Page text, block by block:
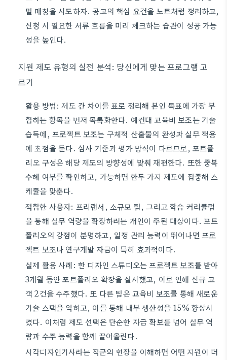
밀 매칭을 시도하자. 공고의 핵심 요건을 노트처럼 정리하고,
신청 시 필요한 서류 흐름을 미리 체크하는 습관이 성공 가능
성을 높인다.
지원 제도 유형의 실전 분석: 당신에게 맞는 프로그램 고
르기
활용 방법: 제도 간 차이를 표로 정리해 본인 목표에 가장 부
합하는 항목을 먼저 목록화한다. 예컨대 교육비 보조는 기술
습득에, 프로젝트 보조는 구체적 산출물의 완성과 실무 적용
에 초점을 둔다. 심사 기준과 평가 방식이 다르므로, 포트폴
리오 구성은 해당 제도의 방향성에 맞춰 재편한다. 또한 중복
수혜 여부를 확인하고, 가능하면 한두 가지 제도에 집중해 스
케줄을 맞춘다.
적합한 사용자: 프리랜서, 소규모 팀, 그리고 학습 커리큘럼
을 통해 실무 역량을 확장하려는 개인이 주된 대상이다. 포트
폴리오의 강점이 분명하고, 일정 관리 능력이 뛰어나면 프로
젝트 보조나 연구개발 자금이 특히 효과적이다.
실제 활용 사례: 한 디자인 스튜디오는 프로젝트 보조를 받아
3개월 동안 포트폴리오 확장을 실시했고, 이로 인해 신규 고
객 2건을 수주했다. 또 다른 팀은 교육비 보조를 통해 새로운
기술 스택을 익히고, 이를 통해 내부 생산성을 15% 향상시
켰다. 이처럼 제도 선택은 단순한 자금 확보를 넘어 실무 역
량과 수주 능력을 함께 끌어올린다.
시각디자인기사라는 직군의 현장을 이해하면 어떤 지원이 더